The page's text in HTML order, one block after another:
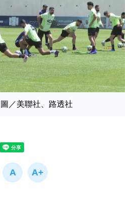
／美聯社、路透社